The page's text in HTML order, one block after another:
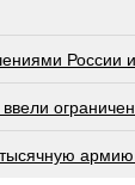
России